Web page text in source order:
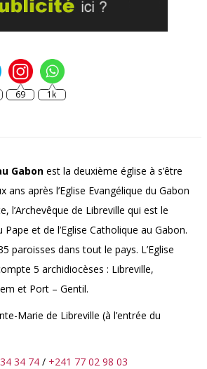
69 1k
Gabon est la deuxième église à s’être
ans après l’Eglise Evangélique du Gabon
l’Archevêque de Libreville qui est le
et de l’Eglise Catholique au Gabon.
paroisses dans tout le pays. L’Eglise
5 archidiocèses : Libreville,
et Port – Gentil.
Marie de Libreville (à l’entrée du
34 74 / +241 77 02 98 03